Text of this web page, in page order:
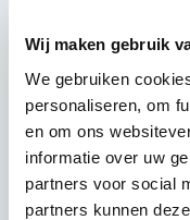
Wij maken gebruik
We gebruiken
personaliseren, om
en om ons
informatie over uw
partners voor social
partners kunnen
Bevegemse vijvers,